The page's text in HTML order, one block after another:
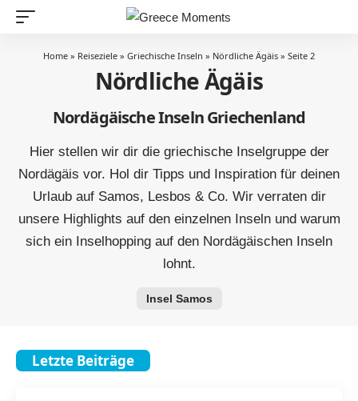
Home » Reiseziele » Griechische Inseln » Nördliche Ägäis » Seite 2
Nördliche Ägäis
Nordägäische Inseln Griechenland
Hier stellen wir dir die griechische Inselgruppe der
Nordägäis vor. Hol dir Tipps und Inspiration für deinen
Urlaub auf Samos, Lesbos & Co. Wir verraten dir
unsere Highlights auf den einzelnen Inseln und warum
sich ein Inselhopping auf den Nordägäischen Inseln
lohnt.
Insel Samos
Letzte Beiträge